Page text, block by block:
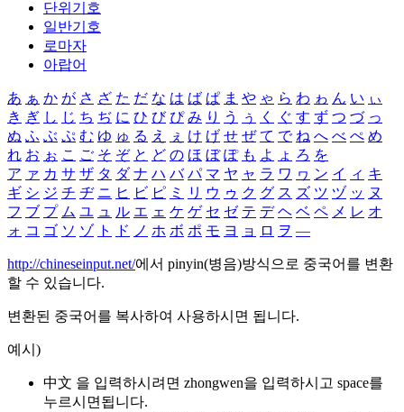
단위기호
일반기호
로마자
아랍어
あ ぁ か が さ ざ た だ な は ば ぱ ま や ゃ ら わ ゎ ん い ぃ
き ぎ し じ ち ぢ に ひ び ぴ み り う ぅ く ぐ す ず つ づ っ
ぬ ふ ぶ ぷ む ゆ ゅ る え ぇ け げ せ ぜ て で ね へ べ ぺ め
れ お ぉ こ ご そ ぞ と ど の ほ ぼ ぽ も よ ょ ろ を
ア ァ カ サ ザ タ ダ ナ ハ バ パ マ ヤ ャ ラ ワ ヮ ン イ ィ キ
ギ シ ジ チ ヂ ニ ヒ ビ ピ ミ リ ウ ゥ ク グ ス ズ ツ ヅ ッ ヌ
フ ブ プ ム ユ ュ ル エ ェ ケ ゲ セ ゼ テ デ ヘ ベ ペ メ レ オ
ォ コ ゴ ソ ゾ ト ド ノ ホ ボ ポ モ ヨ ョ ロ ヲ ―
http://chineseinput.net/에서 pinyin(병음)방식으로 중국어를 변환
할 수 있습니다.
변환된 중국어를 복사하여 사용하시면 됩니다.
예시)
中文 을 입력하시려면 zhongwen을 입력하시고 space를
누르시면됩니다.